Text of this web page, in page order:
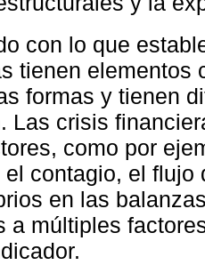
con lo que
tienen elementos
formas y tienen
Las crisis
como por
contagio, el
en las
a múltiples